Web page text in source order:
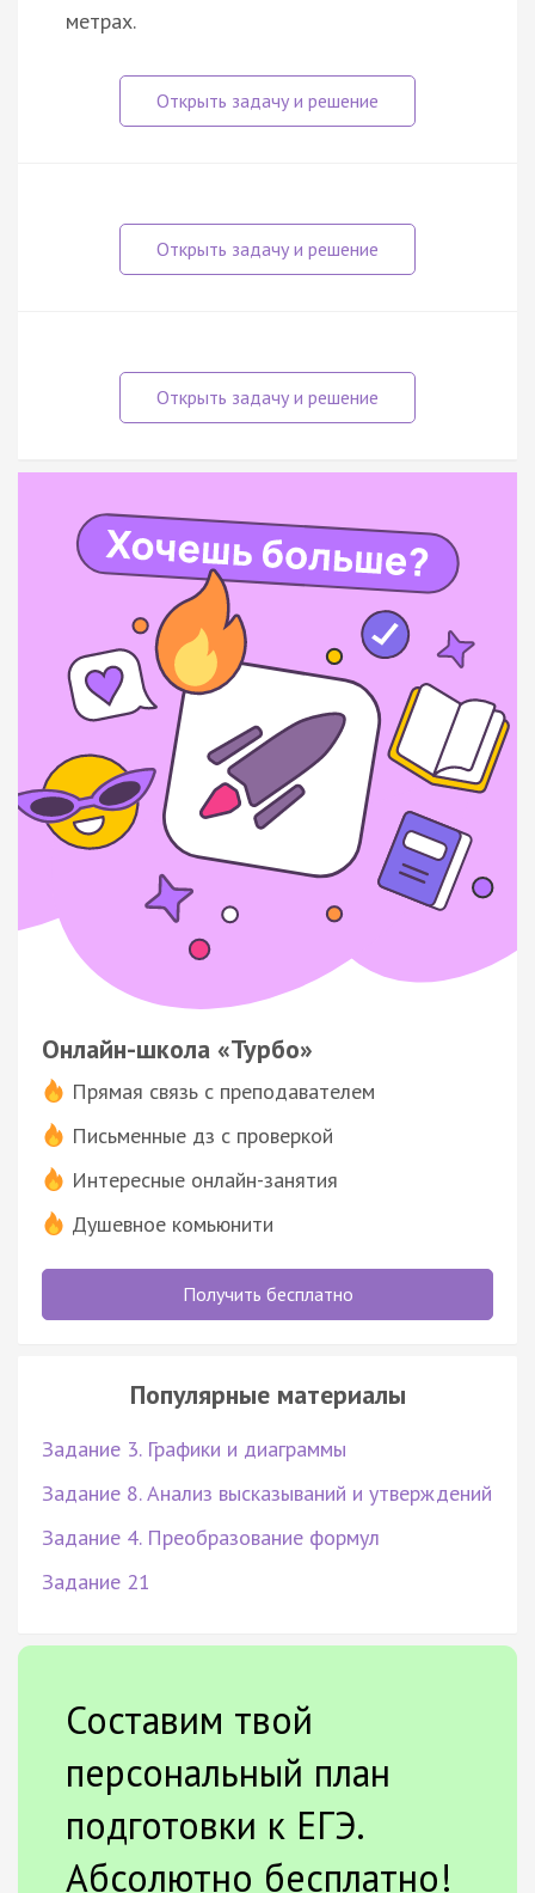
метрах.
Онлайн-школа «Турбо»
Прямая связь с преподавателем
Письменные дз с проверкой
Интересные онлайн-занятия
Душевное комьюнити
Получить бесплатно
Популярные материалы
Задание 3. Графики и диаграммы
Задание 8. Анализ высказываний и утверждений
Задание 4. Преобразование формул
Задание 21
Составим твой
персональный план
подготовки к ЕГЭ.
Абсолютно бесплатно!